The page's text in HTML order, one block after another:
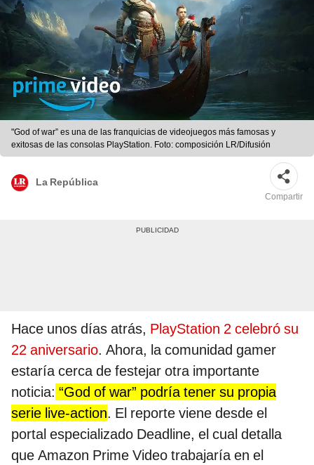
"God of war” es una de las franquicias de videojuegos más famosas y
exitosas de las consolas PlayStation. Foto: composición LR/Difusión
La República
Compartir
Hace unos días atrás, PlayStation 2 celebró su
22 aniversario. Ahora, la comunidad gamer
estaría cerca de festejar otra importante
noticia: “God of war” podría tener su propia
serie live-action. El reporte viene desde el
portal especializado Deadline, el cual detalla
que Amazon Prime Video trabajaría en el